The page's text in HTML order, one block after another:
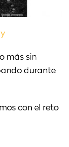
más sin
durante
con el reto